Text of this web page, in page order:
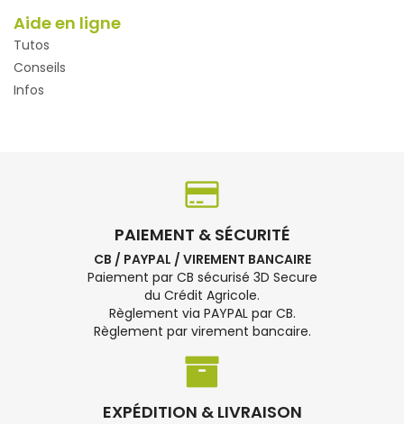
Aide en ligne
Tutos
Conseils
Infos
PAIEMENT & SÉCURITÉ
CB / PAYPAL / VIREMENT BANCAIRE
Paiement par CB sécurisé 3D Secure
du Crédit Agricole.
Règlement via PAYPAL par CB.
Règlement par virement bancaire.
EXPÉDITION & LIVRAISON